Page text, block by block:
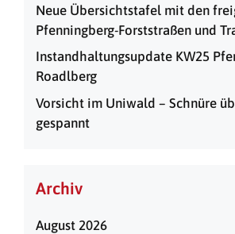
Neue Übersichtstafel mit den
Pfenningberg-Forststraßen und
Instandhaltungsupdate KW25
Roadlberg
Vorsicht im Uniwald – Schnüre
gespannt
Archiv
August 2026